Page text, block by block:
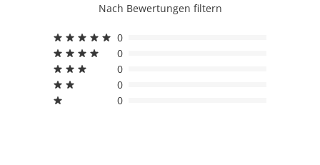
Nach Bewertungen filtern
0
0
0
0
0